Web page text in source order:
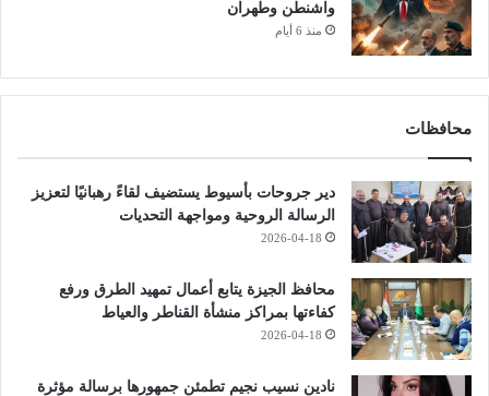
واشنطن وطهران
منذ 6 أيام
محافظات
دير جروحات بأسيوط يستضيف لقاءً رهبانيًا لتعزيز
الرسالة الروحية ومواجهة التحديات
2026-04-18
محافظ الجيزة يتابع أعمال تمهيد الطرق ورفع
كفاءتها بمراكز منشأة القناطر والعياط
2026-04-18
نادين نسيب نجيم تطمئن جمهورها برسالة مؤثرة